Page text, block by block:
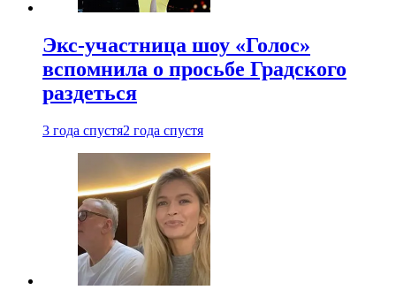
Экс-участница шоу «Голос»
вспомнила о просьбе Градского
раздеться
3 года спустя2 года спустя